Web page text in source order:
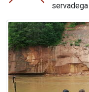
servadega